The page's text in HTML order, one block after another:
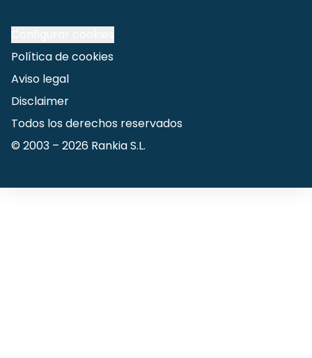
Política de cookies
Aviso legal
Disclaimer
Todos los derechos reservados
© 2003 – 2026 Rankia S.L.